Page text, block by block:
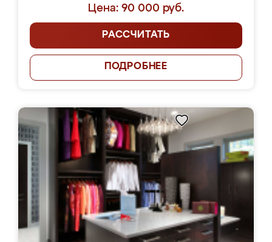
Цена: 90 000 руб.
РАССЧИТАТЬ
ПОДРОБНЕЕ